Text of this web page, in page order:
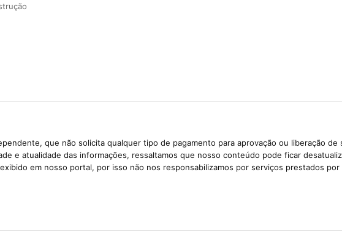
que não solicita qualquer tipo de pagamento para aprovação ou liberação
e atualidade das informações, ressaltamos que nosso conteúdo pode ficar
em nosso portal, por isso não nos responsabilizamos por serviços prestados